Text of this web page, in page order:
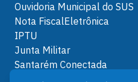
Ouvidoria Municipal do SUS
Nota FiscalEletrônica
IPTU
Junta Militar
Santarém Conectada
Política de Privacidade